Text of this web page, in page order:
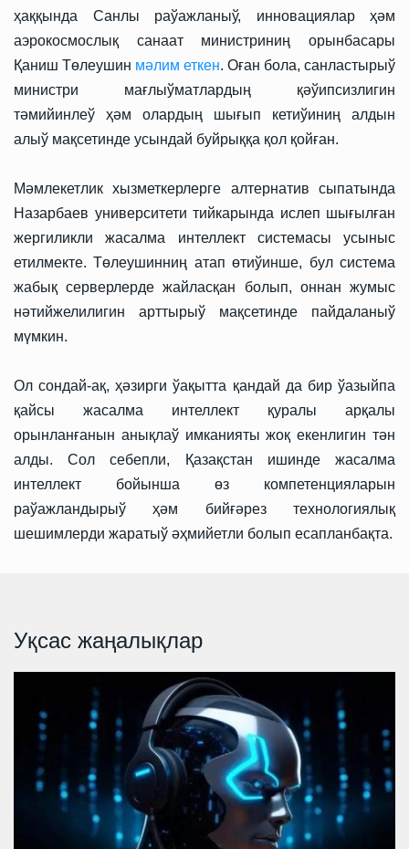
ҳаққында Санлы раўажланыў, инновациялар ҳәм
аэрокосмослық санаат министриниң орынбасары
Қаниш Төлеушин мәлим еткен. Оған бола, санластырыў
министри мағлыўматлардың қәўипсизлигин
тәмийинлеў ҳәм олардың шығып кетиўиниң алдын
алыў мақсетинде усындай буйрыққа қол қойған.
Мәмлекетлик хызметкерлерге алтернатив сыпатында
Назарбаев университети тийкарында ислеп шығылған
жергиликли жасалма интеллект системасы усыныс
етилмекте. Төлеушинниң атап өтиўинше, бул система
жабық серверлерде жайласқан болып, оннан жумыс
нәтийжелилигин арттырыў мақсетинде пайдаланыў
мүмкин.
Ол сондай-ақ, ҳәзирги ўақытта қандай да бир ўазыйпа
қайсы жасалма интеллект қуралы арқалы
орынланғанын анықлаў имканияты жоқ екенлигин тән
алды. Сол себепли, Қазақстан ишинде жасалма
интеллект бойынша өз компетенцияларын
раўажландырыў ҳәм бийғәрез технологиялық
шешимлерди жаратыў әҳмийетли болып есапланбақта.
Уқсас жаңалықлар